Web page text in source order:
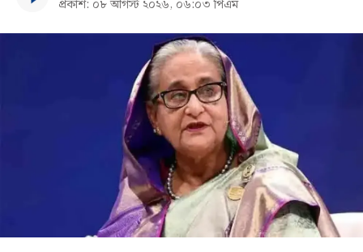
প্রকাশ: ০৮ আগস্ট ২০২৬, ০৬:০৩ পিএম